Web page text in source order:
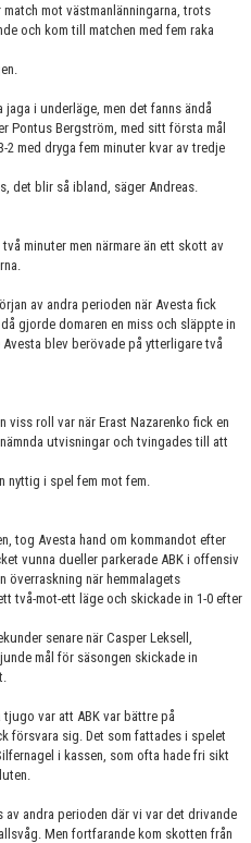
mot västmanlänningarna, trots
och kom till matchen med fem raka
jaga i underläge, men det fanns ändå
Pontus Bergström, med sitt första mål
med dryga fem minuter kvar av tredje
det blir så ibland, säger Andreas.
minuter men närmare än ett skott av
av andra perioden när Avesta fick
gjorde domaren en miss och släppte in
blev berövade på ytterligare två
viss roll var när Erast Nazarenko fick en
utvisningar och tvingades till att
nyttig i spel fem mot fem.
tog Avesta hand om kommandot efter
vunna dueller parkerade ABK i offensiv
överraskning när hemmalagets
två-mot-ett läge och skickade in 1-0 efter
senare när Casper Leksell,
mål för säsongen skickade in
var att ABK var bättre på
försvara sig. Det som fattades i spelet
i kassen, som ofta hade fri sikt
andra perioden där vi var det drivande
Men fortfarande kom skotten från